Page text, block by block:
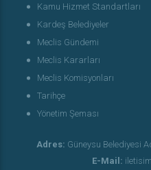
Kamu Hizmet Standartları
Kardeş Belediyeler
Meclis Gündemi
Meclis Kararları
Meclis Komisyonları
Tarihçe
Yönetim Şeması
Adres: Güneysu Belediyesi
E-Mail: